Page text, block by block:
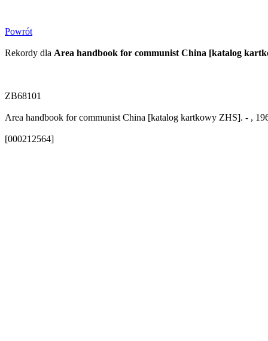
Powrót
Rekordy dla Area handbook for communist China [katalog
ZB68101
Area handbook for communist China [katalog kartkowy ZHS]. - ,
[000212564]